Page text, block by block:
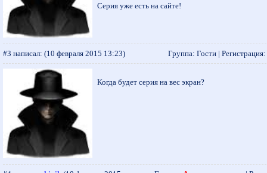
Серия уже есть на сайте!
#3 написал: (10 февраля 2015 13:23) Группа: Гости |
Когда будет серия на вес экран?